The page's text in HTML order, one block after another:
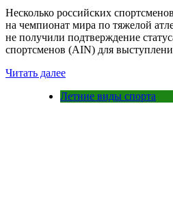
Несколько российских
на чемпионат мира по тяжелой
не получили подтверждение
спортсменов (AIN) для
Читать далее
Летние виды спорта